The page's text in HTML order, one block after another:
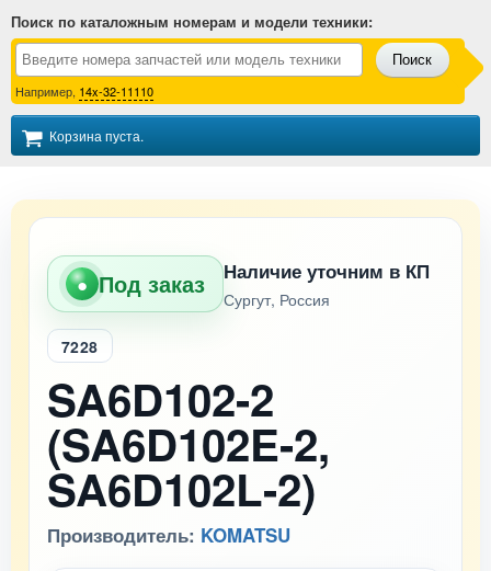
Поиск по каталожным номерам и модели техники:
Поиск
Например, 14x-32-11110
Корзина пуста.
● Под заказ Наличие уточним в КП
Сургут, Россия
7228
SA6D102-2
(SA6D102E-2,
SA6D102L-2)
Производитель: KOMATSU